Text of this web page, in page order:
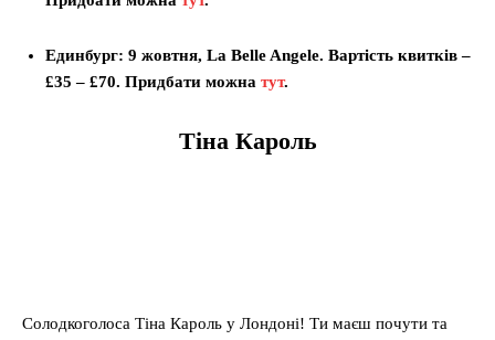
Единбург: 9 жовтня, La Belle Angele. Вартість квитків –
£35 – £70. Придбати можна тут.
Тіна Кароль
Солодкоголоса Тіна Кароль у Лондоні! Ти маєш почути та